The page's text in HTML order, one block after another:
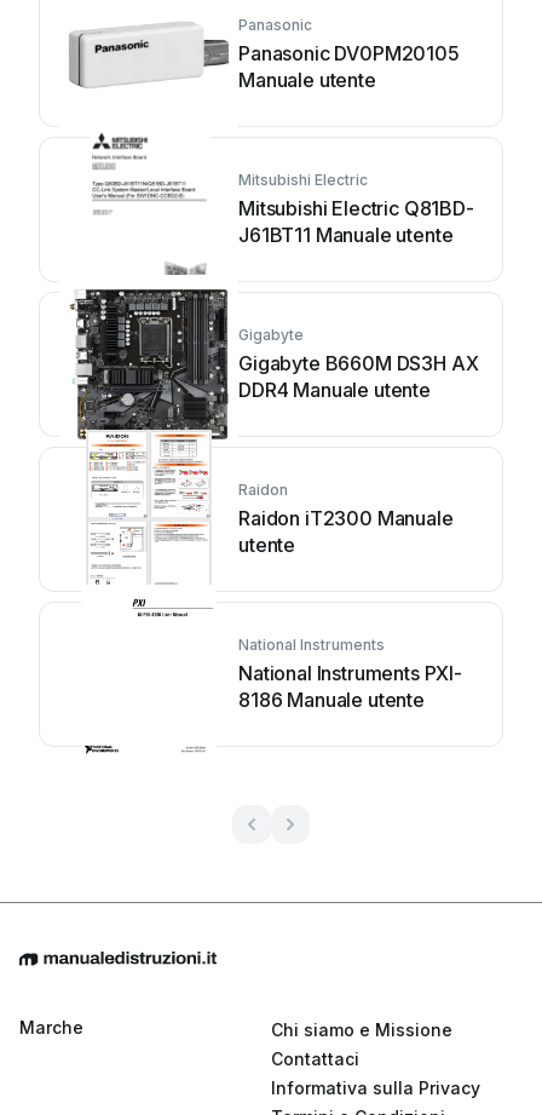
Panasonic
Panasonic DV0PM20105
Manuale utente
Mitsubishi Electric
Mitsubishi Electric Q81BD-
J61BT11 Manuale utente
Gigabyte
Gigabyte B660M DS3H AX
DDR4 Manuale utente
Raidon
Raidon iT2300 Manuale
utente
National Instruments
National Instruments PXI-
8186 Manuale utente
Marche
Chi siamo e Missione
Contattaci
Informativa sulla Privacy